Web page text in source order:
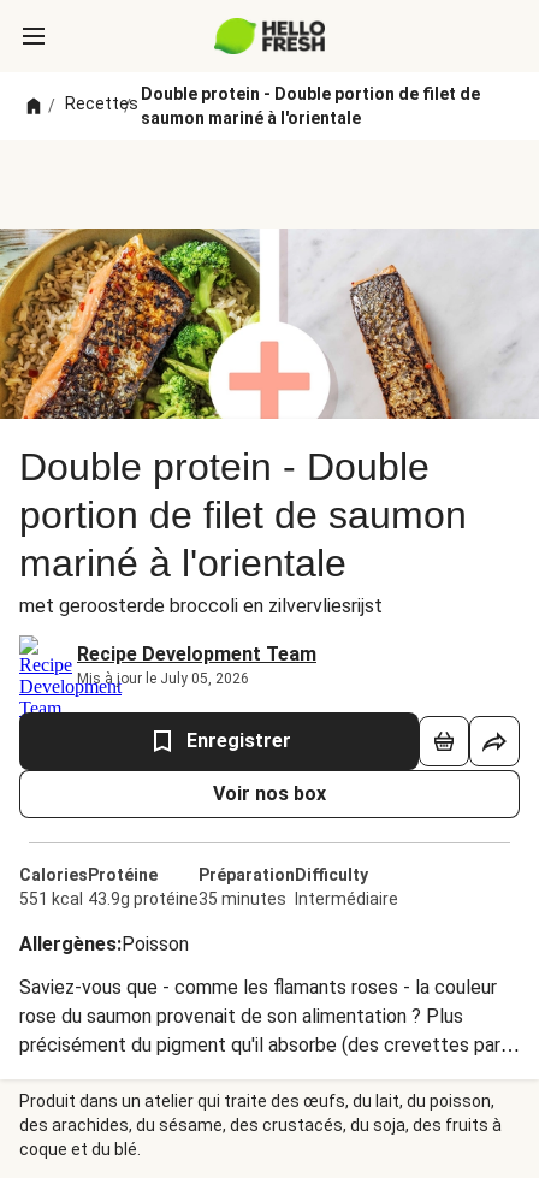
/ Recettes
/
Double protein - Double portion de filet de
saumon mariné à l'orientale
Double protein - Double
portion de filet de saumon
mariné à l'orientale
met geroosterde broccoli en zilvervliesrijst
Recipe Development Team
Mis à jour le July 05, 2026
Enregistrer
Voir nos box
Calories
551 kcal
Protéine
43.9g protéine
Préparation
35 minutes
Difficulty
Intermédiaire
Allergènes:Poisson
Saviez-vous que - comme les flamants roses - la couleur
rose du saumon provenait de son alimentation ? Plus
précisément du pigment qu'il absorbe (des crevettes par
exemple).
Produit dans un atelier qui traite des œufs, du lait, du poisson,
des arachides, du sésame, des crustacés, du soja, des fruits à
coque et du blé.